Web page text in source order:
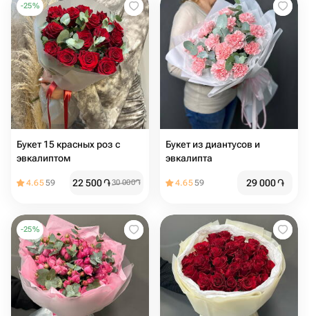
-25%
Букет 15 красных роз с
эвкалиптом
4.6559 22 500֏30 000֏
Букет из диантусов и
эвкалипта
4.6559 29 000֏
-25%